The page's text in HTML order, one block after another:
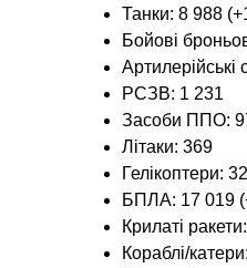
Танки: 8 988
Бойові
РСЗВ: 1 231
Засоби ППО:
Літаки: 369
Гелікоптери:
БПЛА: 17 019
Крилаті
Кораблі/